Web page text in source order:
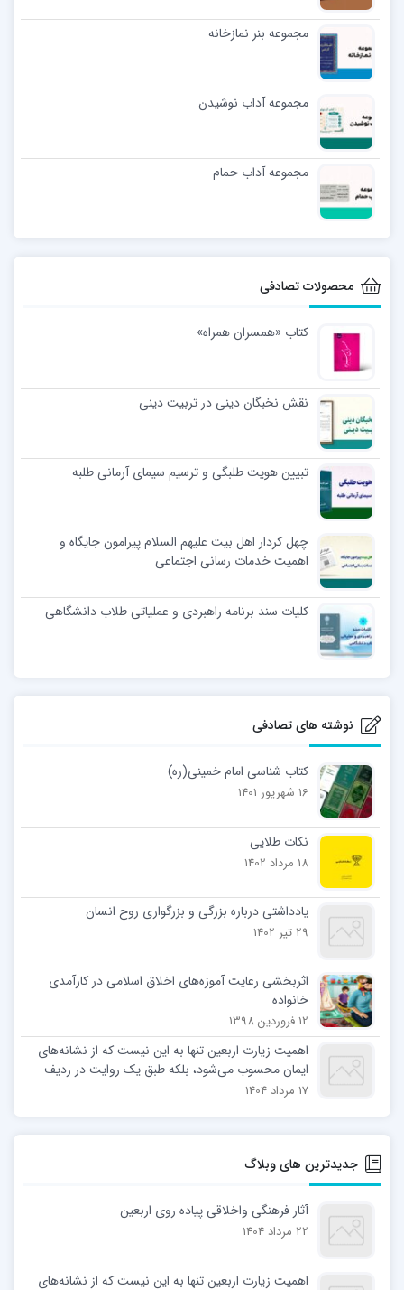
مجموعه بنر نمازخانه
مجموعه آداب نوشیدن
مجموعه آداب حمام
محصولات تصادفی
کتاب «همسران همراه»
نقش نخبگان دینی در تربیت دینی
تبیین هویت طلبگی و ترسیم سیمای آرمانی طلبه
چهل کردار اهل بیت علیهم السلام پیرامون جایگاه و
اهمیت خدمات رسانی اجتماعی
کلیات سند برنامه راهبردی و عملیاتی طلاب دانشگاهی
نوشته های تصادفی
کتاب شناسی امام خمینی(ره)
16 شهریور 1401
نکات طلایی
18 مرداد 1402
یادداشتی درباره بزرگی و بزرگواری روح انسان
29 تیر 1402
اثربخشی رعايت آموزه‌های اخلاق اسلامی در كارآمدی
خانواده
12 فروردین 1398
اهمیت زیارت اربعین تنها به این نیست که از نشانه‌های
ایمان محسوب می‌شود، بلکه طبق یک روایت در ردیف
نمازهای واجب و مستحب قرار گرفته است. آیت الله
اهمیت زیارت اربعین تنها به این نیست که از نشانه‌های
نمازهای واجب و مستحب قرار گرفته است. آیت الله
العظمی جوادی آملی درباره اهمیت زیارت امام حسین(ع)
در روز اربعین می‌نویسد: همان گونه که نماز ستون دین و
ولایت است. امام حسن عسکری (ع) فرمودند:
17 مرداد 1404
جدیدترین های وبلاگ
آثار فرهنگی واخلاقی پیاده روی اربعین
22 مرداد 1404
اهمیت زیارت اربعین تنها به این نیست که از نشانه‌های